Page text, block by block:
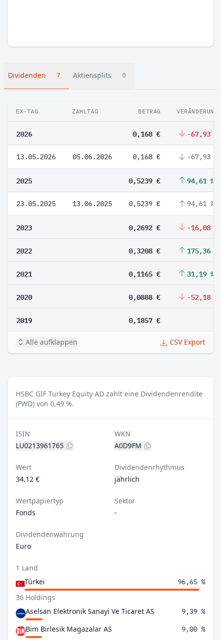
Dividenden 7 Aktiensplits 0
EX-TAG ZAHLTAG BETRAG VERÄNDERUNG
2026 0,168 € -67,93 %
13.05.2026 05.06.2026 0,168 € -67,93 %
2025 0,5239 € 94,61 %
23.05.2025 13.06.2025 0,5239 € 94,61 %
2023 0,2692 € -16,08 %
2022 0,3208 € 175,36 %
2021 0,1165 € 31,19 %
2020 0,0888 € -52,18 %
2019 0,1857 €
Alle aufklappen CSV Export
HSBC GIF Turkey Equity AD zahlt eine Dividendenrendite
(FWD) von 0,49 %.
ISIN
LU0213961765
WKN
A0D9FM
Wert
34,12 €
Dividendenrhythmus
jährlich
Wertpapiertyp
Fonds
Sektor
-
Dividendenwährung
Euro
1 Land
Türkei
96,65 %
36 Holdings
Aselsan Elektronik Sanayi Ve Ticaret AS
9,39 %
Bim Birlesik Magazalar AS 9,00 %